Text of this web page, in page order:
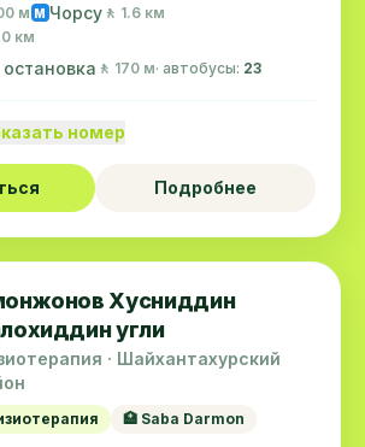
м M Чорсу 🚶 1.6 км
км
🚶 170 м· автобусы: 23
номер
Подробнее
Хусниддин
угли
· Шайхантахурский
🏥 Saba Darmon